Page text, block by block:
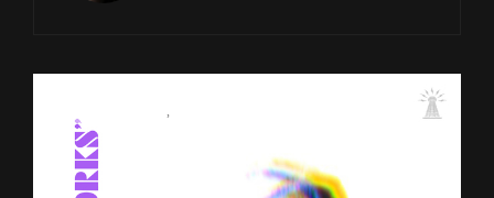
(VCE
categorías
,